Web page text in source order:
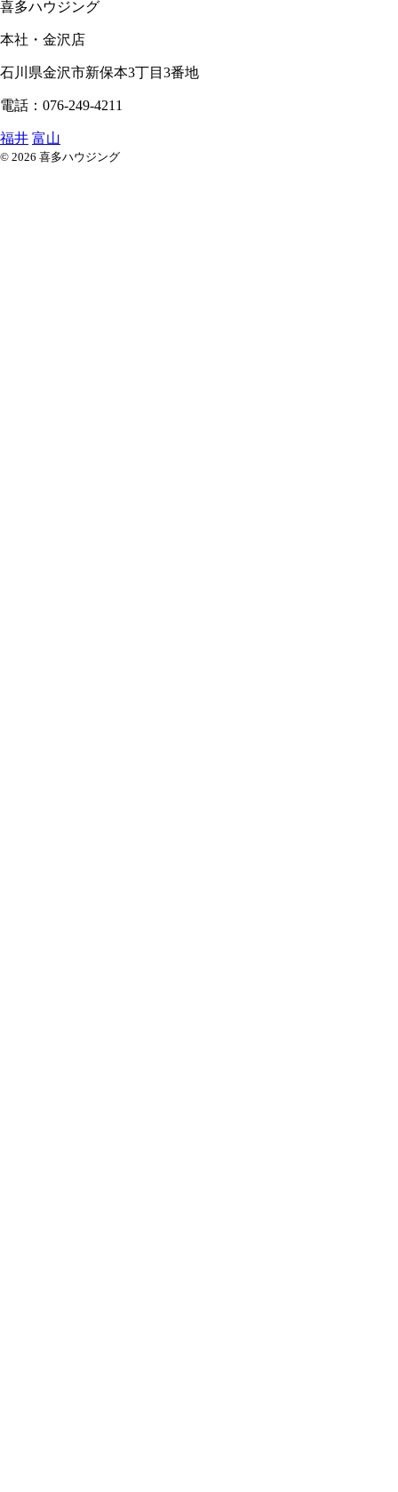
喜多ハウジング
本社・金沢店
石川県金沢市新保本3丁目3番地
電話：076-249-4211
福井 富山
© 2026 喜多ハウジング